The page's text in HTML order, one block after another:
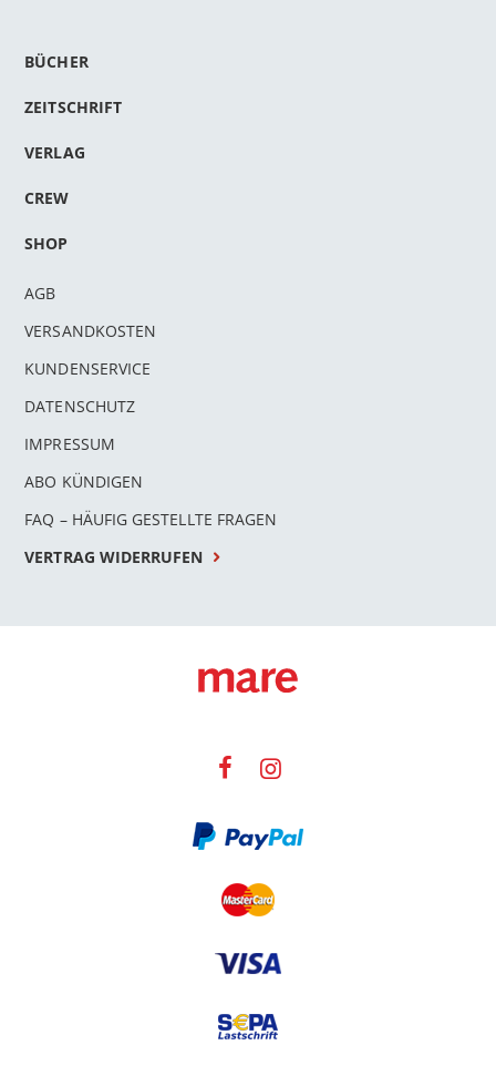
BÜCHER
ZEITSCHRIFT
VERLAG
CREW
SHOP
AGB
VERSANDKOSTEN
KUNDENSERVICE
DATENSCHUTZ
IMPRESSUM
ABO KÜNDIGEN
FAQ – HÄUFIG GESTELLTE FRAGEN
VERTRAG WIDERRUFEN